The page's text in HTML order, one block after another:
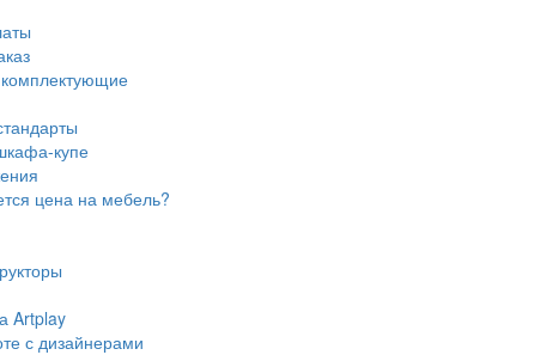
купе
цена на мебель?
Artplay
с дизайнерами